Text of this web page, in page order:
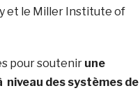
et le Miller Institute of
pour soutenir une
niveau des systèmes de